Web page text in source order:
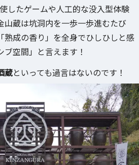
したゲームや人工的な没入型体験
山蔵は坑洞内を一歩一歩進むたび
熟成の香り」を全身でひしひしと感
空間」と言えます！
蔵といっても過言はないのです！